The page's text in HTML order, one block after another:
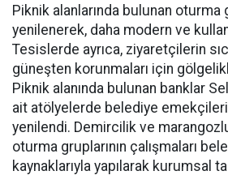
Piknik alanlarında bulunan oturma
yenilenerek, daha modern ve
Tesislerde ayrıca, ziyaretçilerin
güneşten korunmaları için
Piknik alanında bulunan banklar
ait atölyelerde belediye emekçileri
yenilendi. Demircilik ve
oturma gruplarının çalışmaları
kaynaklarıyla yapılarak kurumsal